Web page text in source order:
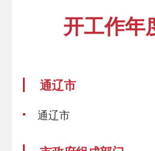
开工作年
通辽市
通辽市